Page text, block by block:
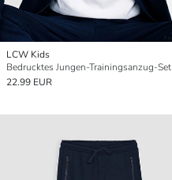
LCW Kids
Bedrucktes Jungen-Trainingsanzug-Set
22.99 EUR